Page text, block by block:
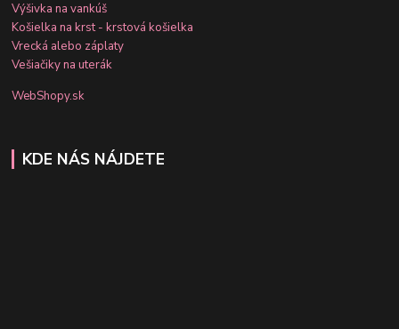
Výšivka na vankúš
Košielka na krst - krstová košielka
Vrecká alebo záplaty
Vešiačiky na uterák
WebShopy.sk
KDE NÁS NÁJDETE